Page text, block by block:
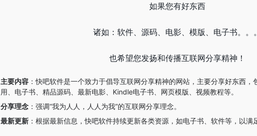
如果您有好东西
诸如：软件、源码、电影、模版、电子书。。。
也希望您发扬和传播互联网分享精神！
主要内容 ：快吧软件是一个致力于倡导互联网分享精神的网站，主要分享好东西
用、电子书、精品源码、最新电影、Kindle电子书、网页模版、视频教程等。
分享理念 ：强调“我为人人，人人为我”的互联网分享理念。
最新更新 ：根据最新信息，快吧软件持续更新各类资源，如电子书、软件等，以满